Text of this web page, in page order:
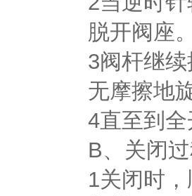
脱开阀座
3阀杆继
无摩擦地
4直至到
B、关闭
1关闭时